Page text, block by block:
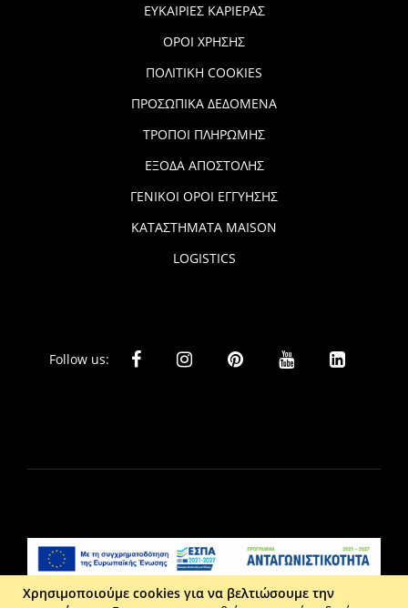
ΕΥΚΑΙΡΙΕΣ ΚΑΡΙΕΡΑΣ
ΟΡΟΙ ΧΡΗΣΗΣ
ΠΟΛΙΤΙΚΗ COOKIES
ΠΡΟΣΩΠΙΚΑ ΔΕΔΟΜΕΝΑ
ΤΡΟΠΟΙ ΠΛΗΡΩΜΗΣ
ΕΞΟΔΑ ΑΠΟΣΤΟΛΗΣ
ΓΕΝΙΚΟΙ ΟΡΟΙ ΕΓΓΥΗΣΗΣ
ΚΑΤΑΣΤΗΜΑΤΑ MAISON
LOGISTICS
Follow us:
Χρησιμοποιούμε cookies για να βελτιώσουμε την